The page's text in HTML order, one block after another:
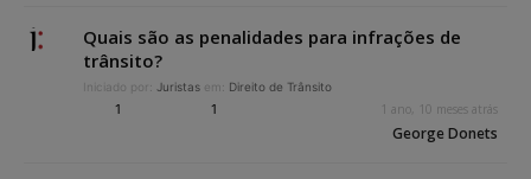
Quais são as penalidades para infrações de
trânsito?
Iniciado por: Juristas em: Direito de Trânsito
1 1 1 ano, 10 meses atrás
George Donets